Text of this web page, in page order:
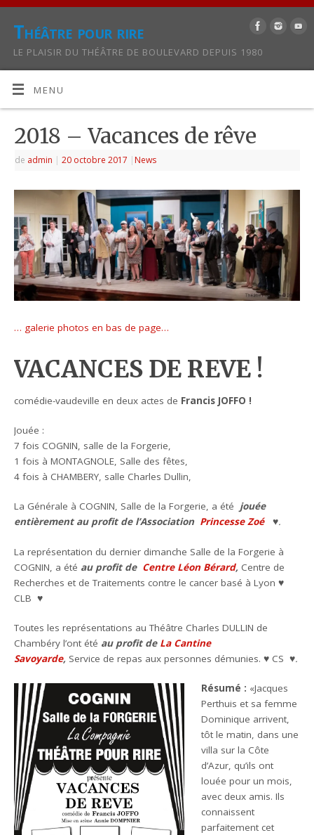
Théâtre pour rire
LE PLAISIR DU THÉÂTRE DE BOULEVARD DEPUIS 1980
MENU
2018 – Vacances de rêve
de admin | 20 octobre 2017 | News
… galerie photos en bas de page…
VACANCES DE REVE !
comédie-vaudeville en deux actes de Francis JOFFO !
Jouée :
7 fois COGNIN, salle de la Forgerie,
1 fois à MONTAGNOLE, Salle des fêtes,
4 fois à CHAMBERY, salle Charles Dullin,
La Générale à COGNIN, Salle de la Forgerie, a été jouée
entièrement au profit de l’Association Princesse Zoé♥.
La représentation du dernier dimanche Salle de la Forgerie à
COGNIN, a été au profit de Centre Léon Bérard, Centre de
Recherches et de Traitements contre le cancer basé à Lyon ♥
CLB ♥
Toutes les représentations au Théâtre Charles DULLIN de
Chambéry l’ont été au profit de La Cantine
Savoyarde, Service de repas aux personnes démunies. ♥ CS ♥.
Résumé : «Jacques
Perthuis et sa femme
Dominique arrivent,
tôt le matin, dans une
villa sur la Côte
d’Azur, qu’ils ont
louée pour un mois,
avec deux amis. Ils
connaissent
parfaitement cet